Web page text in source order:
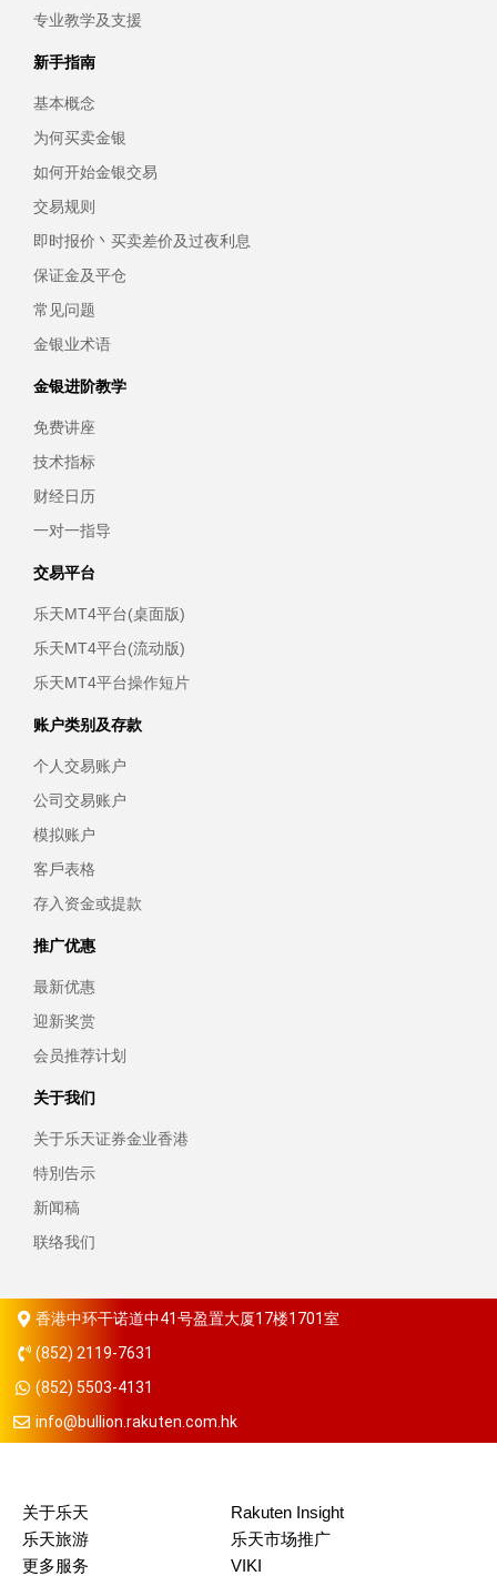
专业教学及支援
新手指南
基本概念
为何买卖金银
如何开始金银交易
交易规则
即时报价丶买卖差价及过夜利息
保证金及平仓
常见问题
金银业术语
金银进阶教学
免费讲座
技术指标
财经日历
一对一指导
交易平台
乐天MT4平台(桌面版)
乐天MT4平台(流动版)
乐天MT4平台操作短片
账户类别及存款
个人交易账户
公司交易账户
模拟账户
客戶表格
存入资金或提款
推广优惠
最新优惠
迎新奖赏
会员推荐计划
关于我们
关于乐天证券金业香港
特別告示
新闻稿
联络我们
香港中环干诺道中41号盈置大厦17楼1701室
(852) 2119-7631
(852) 5503-4131
info@bullion.rakuten.com.hk
关于乐天
Rakuten Insight
乐天旅游
乐天市场推广
更多服务
VIKI